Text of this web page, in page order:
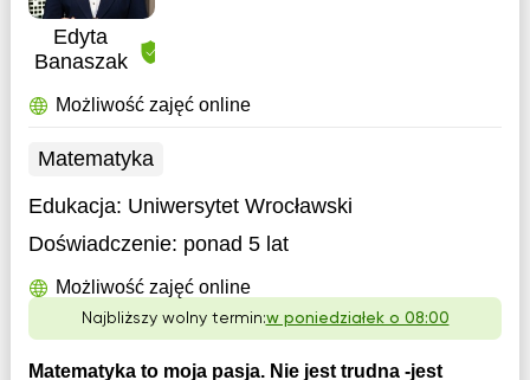
Edyta
Banaszak
Możliwość zajęć online
Matematyka
Edukacja: Uniwersytet Wrocławski
Doświadczenie: ponad 5 lat
Możliwość zajęć online
Najbliższy wolny termin:w poniedziałek o 08:00
Matematyka to moja pasja. Nie jest trudna -jest